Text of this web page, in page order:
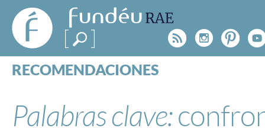
FundéuRAE
- Fundación
del Español
Urgente
Rss
RECOMENDACIONES
ESPECIALES
BLOG
Palabras clave: